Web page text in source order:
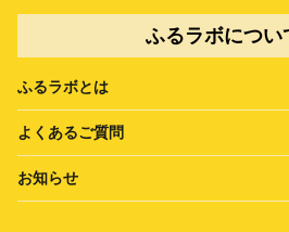
ふるラボについ
ふるラボとは
よくあるご質問
お知らせ